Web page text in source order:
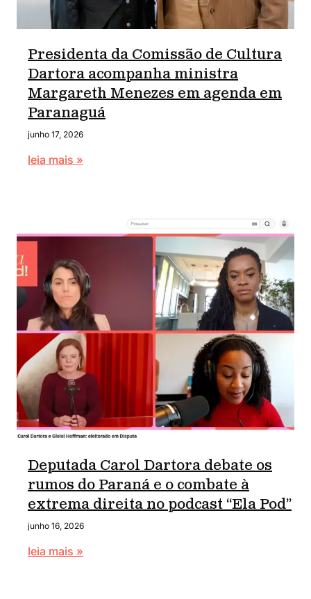
Presidenta da Comissão de Cultura
Dartora acompanha ministra
Margareth Menezes em agenda em
Paranaguá
junho 17, 2026
leia mais »
Deputada Carol Dartora debate os
rumos do Paraná e o combate à
extrema direita no podcast “Ela Pod”
junho 16, 2026
leia mais »